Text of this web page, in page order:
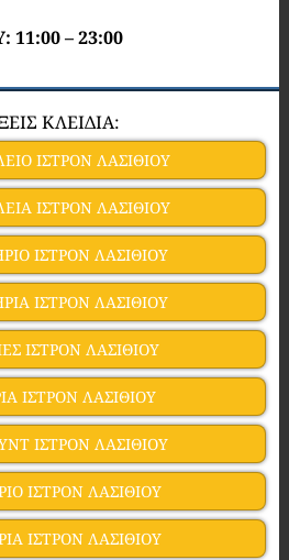
11:00 – 23:00
ΚΛΕΙΔΙΑ:
ΙΣΤΡΟΝ ΛΑΣΙΘΙΟΥ
ΙΣΤΡΟΝ ΛΑΣΙΘΙΟΥ
ΙΣΤΡΟΝ ΛΑΣΙΘΙΟΥ
ΙΣΤΡΟΝ ΛΑΣΙΘΙΟΥ
ΙΣΤΡΟΝ ΛΑΣΙΘΙΟΥ
ΙΣΤΡΟΝ ΛΑΣΙΘΙΟΥ
ΙΣΤΡΟΝ ΛΑΣΙΘΙΟΥ
ΙΣΤΡΟΝ ΛΑΣΙΘΙΟΥ
ΙΣΤΡΟΝ ΛΑΣΙΘΙΟΥ